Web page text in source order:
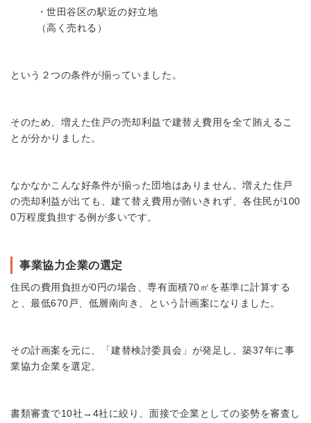
・世田谷区の駅近の好立地
（高く売れる）
という２つの条件が揃っていました。
そのため、増えた住戸の売却利益で建替え費用を全て賄えるこ
とが分かりました。
なかなかこんな好条件が揃った団地はありません。増えた住戸
の売却利益が出ても、建て替え費用が賄いきれず、各住民が100
0万程度負担する例が多いです。
事業協力企業の選定
住民の費用負担が0円の場合、専有面積70㎡を基準に計算する
と、最低670戸、低層南向き、という計画案になりました。
その計画案を元に、「建替検討委員会」が発足し、築37年に事
業協力企業を選定。
書類審査で10社→4社に絞り、面接で企業としての姿勢を審査し